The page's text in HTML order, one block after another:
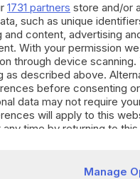
'Palestina libera', ma
nessun aiuto
una "provocazione".
1731 partners store and/or
such as unique
and content, advertising
With your permission
through device
as described above.
before consenting
data may not require
will apply to this
time by returning to
Manage